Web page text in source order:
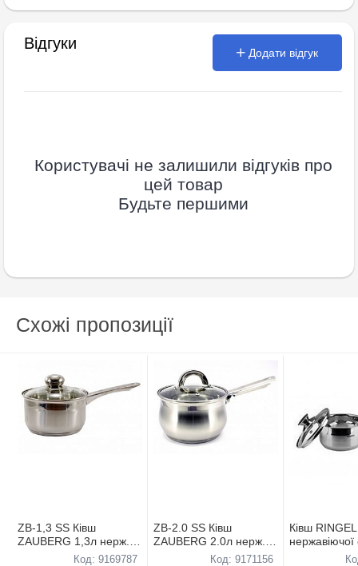
Відгуки
Додати відгук
Користувачі не залишили відгуків про
цей товар
Будьте першими
Схожі пропозиції
ZB-1,3 SS Кiвш
ZAUBERG 1,3л нерж.з
Код: 9169787
ZB-2.0 SS Кiвш
ZAUBERG 2.0л нерж.з
Код: 9171156
Кiвш
нержавіючої